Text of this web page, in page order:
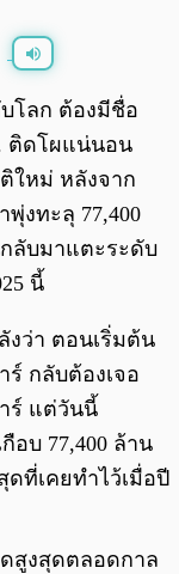
0:00 0:00
โลก ต้องมีชื่อ
ติดโผแน่นอน
ใหม่ หลังจาก
พุ่งทะลุ 77,400
ลับมาแตะระดับ
นี้
งว่า ตอนเริ่มต้น
ร์ กลับต้องเจอ
ร์ แต่วันนี้
อบ 77,400 ล้าน
ที่เคยทำไว้เมื่อปี
สูงสุดตลอดกาล